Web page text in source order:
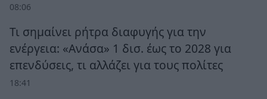
08:06
Τι σημαίνει ρήτρα διαφυγής για την
ενέργεια: «Ανάσα» 1 δισ. έως το 2028 για
επενδύσεις, τι αλλάζει για τους πολίτες
18:41